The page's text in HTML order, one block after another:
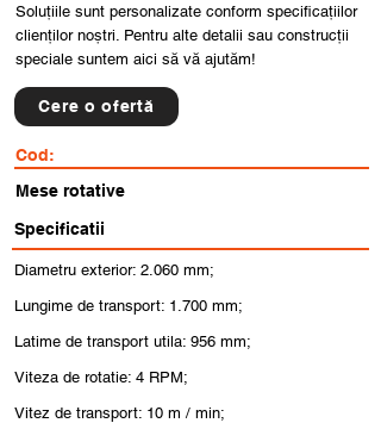
Soluțiile sunt personalizate conform specificațiilor
clienților noștri. Pentru alte detalii sau construcții
speciale suntem aici să vă ajutăm!
Cere o ofertă
Cod:
Mese rotative
Specificatii
Diametru exterior: 2.060 mm;
Lungime de transport: 1.700 mm;
Latime de transport utila: 956 mm;
Viteza de rotatie: 4 RPM;
Vitez de transport: 10 m / min;